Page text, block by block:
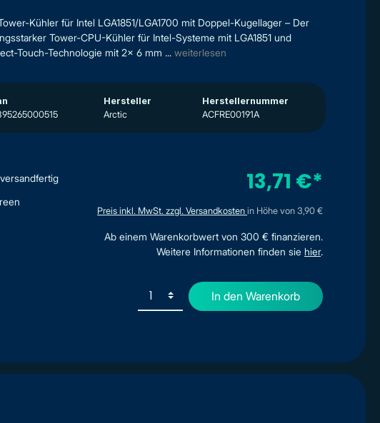
Kühler für Intel LGA1851/LGA1700 mit Doppel-Kugellager – Der
Tower-CPU-Kühler für Intel-Systeme mit LGA1851 und
Touch-Technologie mit 2x 6 mm ... weiterlesen
Hersteller
Arctic
Herstellernummer
ACFRE00191A
13,71 €*
Preis inkl. MwSt. zzgl. Versandkosten in Höhe von 3,90 €
Ab einem Warenkorbwert von 300 € finanzieren.
Weitere Informationen finden sie hier.
In den Warenkorb